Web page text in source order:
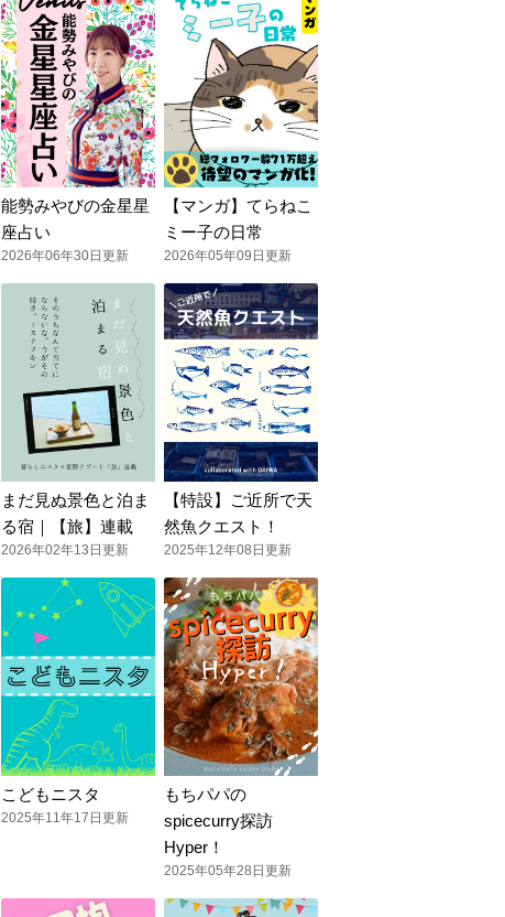
能勢みやびの金星星
座占い
2026年06年30日更新
【マンガ】てらねこ
ミー子の日常
2026年05年09日更新
まだ見ぬ景色と泊ま
る宿｜【旅】連載
2026年02年13日更新
【特設】ご近所で天
然魚クエスト！
2025年12年08日更新
こどもニスタ
2025年11年17日更新
もちパパの
spicecurry探訪
Hyper！
2025年05年28日更新